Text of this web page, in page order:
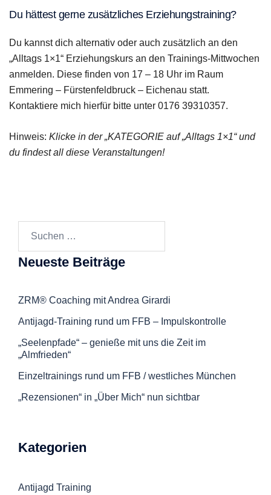
Du hättest gerne zusätzliches Erziehungstraining?
Du kannst dich alternativ oder auch zusätzlich an den
„Alltags 1×1“ Erziehungskurs an den Trainings-Mittwochen
anmelden. Diese finden von 17 – 18 Uhr im Raum
Emmering – Fürstenfeldbruck – Eichenau statt.
Kontaktiere mich hierfür bitte unter 0176 39310357.
Hinweis: Klicke in der „KATEGORIE auf „Alltags 1×1“ und
du findest all diese Veranstaltungen!
Neueste Beiträge
ZRM® Coaching mit Andrea Girardi
Antijagd-Training rund um FFB – Impulskontrolle
„Seelenpfade“ – genieße mit uns die Zeit im
„Almfrieden“
Einzeltrainings rund um FFB / westliches München
„Rezensionen“ in „Über Mich“ nun sichtbar
Kategorien
Antijagd Training